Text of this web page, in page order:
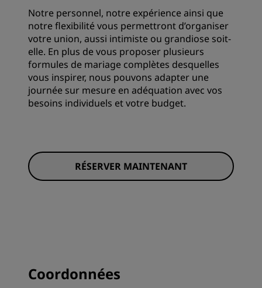
Notre personnel, notre expérience ainsi que
notre flexibilité vous permettront d’organiser
votre union, aussi intimiste ou grandiose soit-
elle. En plus de vous proposer plusieurs
formules de mariage complètes desquelles
vous inspirer, nous pouvons adapter une
journée sur mesure en adéquation avec vos
besoins individuels et votre budget.
RÉSERVER MAINTENANT
Coordonnées